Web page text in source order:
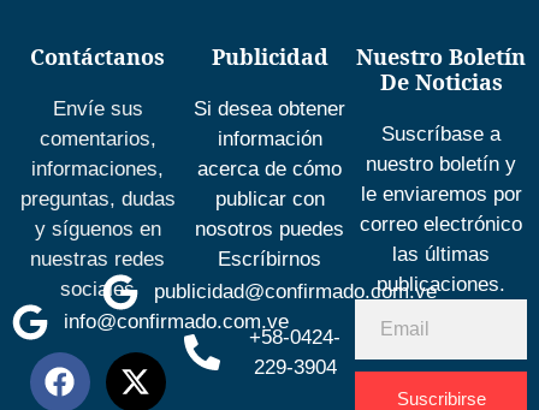
Contáctanos
Envíe sus
comentarios,
informaciones,
preguntas, dudas
y síguenos en
nuestras redes
sociales
info@confirmado.com.ve
Publicidad
Si desea obtener
información
acerca de cómo
publicar con
nosotros puedes
Escríbirnos
publicidad@confirmado.com.ve
+58-0424-
229-3904
Nuestro Boletín
De Noticias
Suscríbase a
nuestro boletín y
le enviaremos por
correo electrónico
las últimas
publicaciones.
Suscribirse